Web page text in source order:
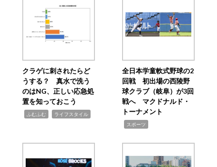
クラゲに刺されたらど
うする？ 真水で洗う
のはNG、正しい応急処
置を知っておこう
ふむふむ ライフスタイル
全日本学童軟式野球の2
回戦 初出場の西陵野
球クラブ（岐阜）が3回
戦へ マクドナルド・
トーナメント
スポーツ